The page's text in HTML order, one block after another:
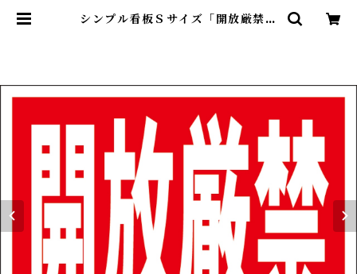
シンプル看板Ｓサイズ「開放厳禁」